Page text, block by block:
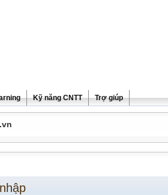
Kỹ năng CNTT Trợ giúp